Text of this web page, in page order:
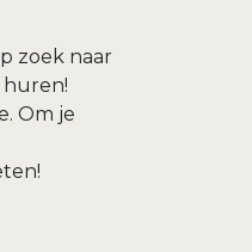
zoek naar
huren!
Om je